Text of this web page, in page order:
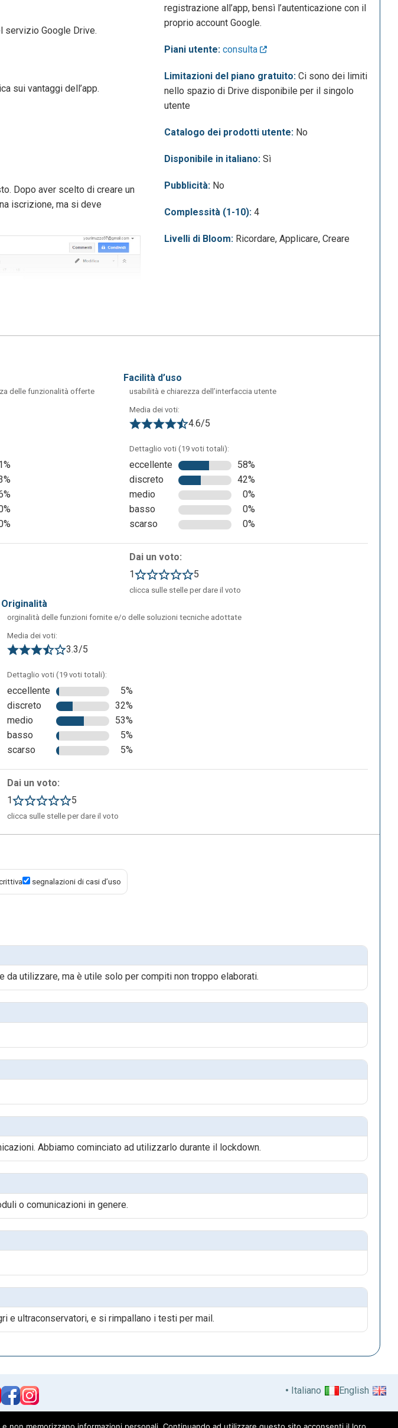
servizio Google Drive.
sui vantaggi dell’app.
Dopo aver scelto di creare un
iscrizione, ma si deve
senza titolo” l’utente
degli strumenti sottostante
dimensioni, colori, font ed
documento. Una
a destra del testo
documento. Ai commenti si
a destra). Inoltre è possibile
il contenuto della pagina.
comparirà nella pagina iniziale
modifiche con la possibilità
registrazione all’app, bensì l’autenticazione con il
proprio account Google.
Piani utente: consulta
Limitazioni del piano gratuito: Ci sono dei limiti
nello spazio di Drive disponibile per il singolo
utente
Catalogo dei prodotti utente: No
Disponibile in italiano: Sì
Pubblicità: No
Complessità (1-10): 4
Livelli di Bloom: Ricordare, Applicare, Creare
delle funzionalità offerte
facilità d’uso
usabilità e chiarezza dell’interfaccia utente
Media dei voti:
4.6/5
Dettaglio voti (19 voti totali):
eccellente
58%
discreto
42%
medio
0%
basso
0%
scarso
0%
Dai un voto:
1
5
clicca sulle stelle per dare il voto
originalità
orginalità delle funzioni fornite e/o delle soluzioni tecniche adottate
Media dei voti:
3.3/5
Dettaglio voti (19 voti totali):
eccellente
5%
discreto
32%
medio
53%
basso
5%
scarso
5%
Dai un voto:
1
5
clicca sulle stelle per dare il voto
segnalazioni di casi d’uso
utilizzare, ma è utile solo per compiti non troppo elaborati.
Abbiamo cominciato ad utilizzarlo durante il lockdown.
o comunicazioni in genere.
e ultraconservatori, e si rimpallano i testi per mail.
Italiano English